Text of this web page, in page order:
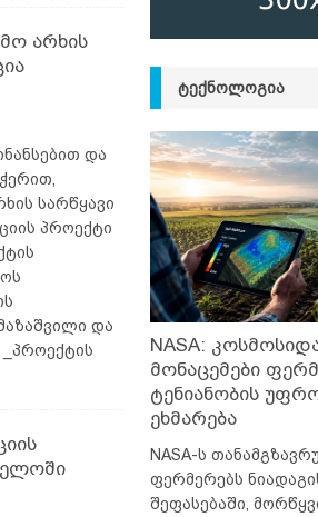
არხის
და
სარწყავი
პროექტი
და
ᲢᲔᲥᲜᲝᲚᲝᲒᲘᲐ
NASA:
მონაცემები
ტენიანობის
ეხმარება
NASA-ს
ფერმერებს
შეფასებაში,